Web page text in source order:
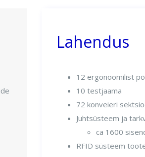
Lahendus
12 ergonoomilist
10 testjaama
72 konveieri
Juhtsüsteem ja
ca 1600
RFID süsteem